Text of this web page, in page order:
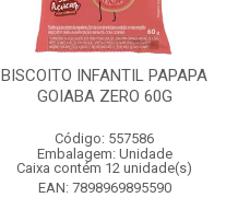
BISCOITO INFANTIL PAPAPA
GOIABA ZERO 60G
Código: 557586
Embalagem: Unidade
Caixa contém 12 unidade(s)
EAN: 7898969895590